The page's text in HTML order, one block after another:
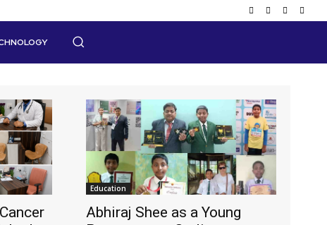
Education
Abhiraj Shee as a Young